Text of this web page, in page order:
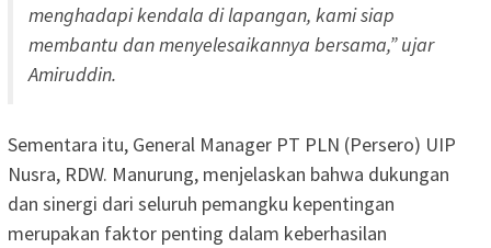
menghadapi kendala di lapangan, kami siap
membantu dan menyelesaikannya bersama,” ujar
Amiruddin.
Sementara itu, General Manager PT PLN (Persero) UIP
Nusra, RDW. Manurung, menjelaskan bahwa dukungan
dan sinergi dari seluruh pemangku kepentingan
merupakan faktor penting dalam keberhasilan